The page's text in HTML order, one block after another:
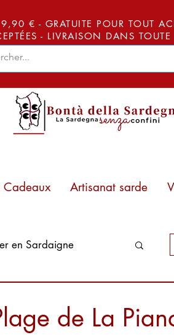
9,90 € - GRATUITE POUR TOUT
- LIVRAISON DANS
Cadeaux Artisanat sarde
en Sardaigne
de La